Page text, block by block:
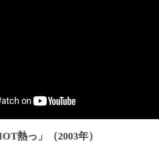
熱っ」（2003年）